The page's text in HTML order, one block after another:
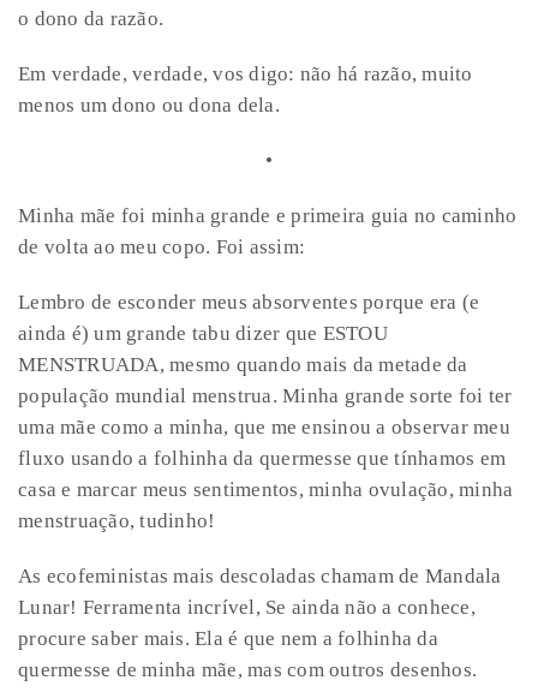
o dono da razão.
Em verdade, verdade, vos digo: não há razão, muito
menos um dono ou dona dela.
•
Minha mãe foi minha grande e primeira guia no caminho
de volta ao meu copo. Foi assim:
Lembro de esconder meus absorventes porque era (e
ainda é) um grande tabu dizer que ESTOU
MENSTRUADA, mesmo quando mais da metade da
população mundial menstrua. Minha grande sorte foi ter
uma mãe como a minha, que me ensinou a observar meu
fluxo usando a folhinha da quermesse que tínhamos em
casa e marcar meus sentimentos, minha ovulação, minha
menstruação, tudinho!
As ecofeministas mais descoladas chamam de Mandala
Lunar! Ferramenta incrível, Se ainda não a conhece,
procure saber mais. Ela é que nem a folhinha da
quermesse de minha mãe, mas com outros desenhos.